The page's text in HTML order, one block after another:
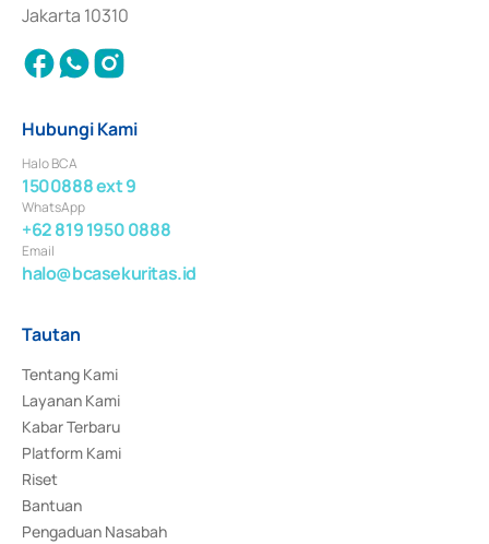
Jakarta 10310
Hubungi Kami
Halo BCA
1500888 ext 9
WhatsApp
+62 819 1950 0888
Email
halo@bcasekuritas.id
Tautan
Tentang Kami
Layanan Kami
Kabar Terbaru
Platform Kami
Riset
Bantuan
Pengaduan Nasabah